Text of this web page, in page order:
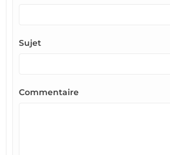
Sujet
Commentaire